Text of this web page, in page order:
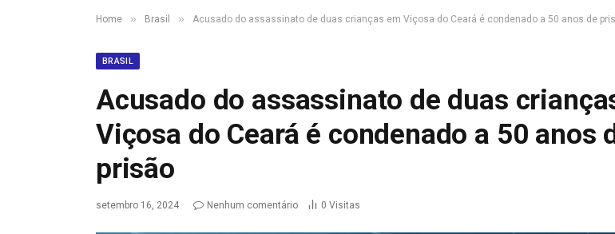
Home » Brasil » Acusado do assassinato de duas crianças em Viçosa do Ceará é condenado a 50 anos de
BRASIL
Acusado do assassinato de duas
Viçosa do Ceará é condenado a 50 anos
prisão
setembro 16, 2024 Nenhum comentário 0 Visitas